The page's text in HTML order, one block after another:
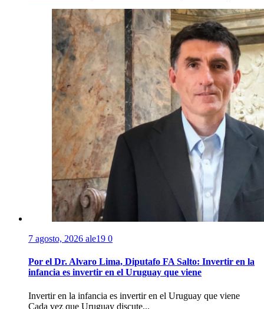
7 agosto, 2026 ale19 0
Por el Dr. Alvaro Lima, Diputafo FA Salto: Invertir en la
infancia es invertir en el Uruguay que viene
Invertir en la infancia es invertir en el Uruguay que viene
Cada vez que Uruguay discute...